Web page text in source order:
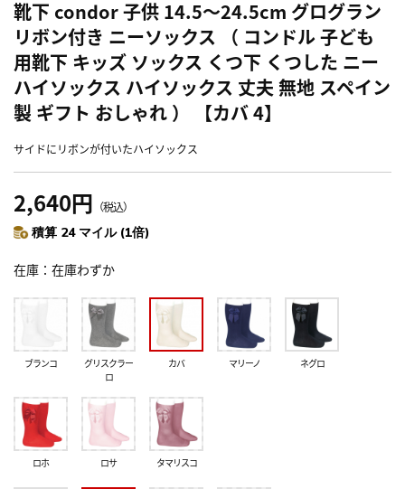
靴下 condor 子供 14.5～24.5cm グログラン
リボン付き ニーソックス （ コンドル 子ども
用靴下 キッズ ソックス くつ下 くつした ニー
ハイソックス ハイソックス 丈夫 無地 スペイン
製 ギフト おしゃれ ） 【カバ 4】
サイドにリボンが付いたハイソックス
2,640円 （税込）
積算 24 マイル (1倍)
在庫 在庫わずか
ブランコ
グリスクラー
ロ
カバ マリーノ ネグロ
ロホ ロサ タマリスコ